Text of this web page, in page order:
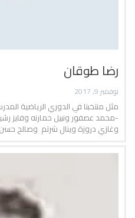
رضا طوقان
نوفمبر 9, 2017
-محمد عصفور ونبيل حمارنه وفايز
وغازي دروزة وينال شرتم وصالح